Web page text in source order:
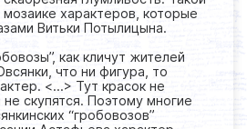
мозаике характеров, которые
Витьки Потылицына.
как кличут жителей
что ни фигура, то
<...> Тут красок не
скупятся. Поэтому многие
“гробовозов”